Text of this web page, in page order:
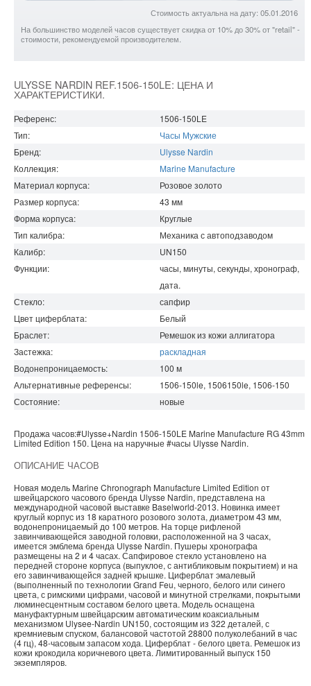
Стоимость актуальна на дату: 05.01.2016
На большинство моделей часов существует скидка от 10% до 30% от "retail" -
стоимости, рекомендуемой производителем.
ULYSSE NARDIN REF.1506-150LE: ЦЕНА И
ХАРАКТЕРИСТИКИ.
Референс:
1506-150LE
Тип:
Часы Мужские
Бренд:
Ulysse Nardin
Коллекция:
Marine Manufacture
Материал корпуса:
Розовое золото
Размер корпуса:
43 мм
Форма корпуса:
Круглые
Тип калибра:
Механика с автоподзаводом
Калибр:
UN150
Функции:
часы, минуты, секунды, хронограф,
дата.
Стекло:
сапфир
Цвет циферблата:
Белый
Браслет:
Ремешок из кожи аллигатора
Застежка:
раскладная
Водонепроницаемость: 100 м
Альтернативные референсы:
1506-150le, 1506150le, 1506-150
Состояние:
новые
Продажа часов:#Ulysse+Nardin 1506-150LE Marine Manufacture RG 43mm
Limited Edition 150. Цена на наручные #часы Ulysse Nardin.
ОПИСАНИЕ ЧАСОВ
Новая модель Marine Chronograph Manufacture Limited Edition от
швейцарского часового бренда Ulysse Nardin, представлена на
международной часовой выставке Baselworld-2013. Новинка имеет
круглый корпус из 18 каратного розового золота, диаметром 43 мм,
водонепроницаемый до 100 метров. На торце рифленой
завинчивающейся заводной головки, расположенной на 3 часах,
имеется эмблема бренда Ulysse Nardin. Пушеры хронографа
размещены на 2 и 4 часах. Сапфировое стекло установлено на
передней стороне корпуса (выпуклое, с антибликовым покрытием) и на
его завинчивающейся задней крышке. Циферблат эмалевый
(выполненный по технологии Grand Feu, черного, белого или синего
цвета, с римскими цифрами, часовой и минутной стрелками, покрытыми
люминесцентным составом белого цвета. Модель оснащена
мануфактурным швейцарским автоматическим коаксиальным
механизмом Ulysee-Nardin UN150, состоящим из 322 деталей, с
кремниевым спуском, балансовой частотой 28800 полуколебаний в час
(4 гц), 48-часовым запасом хода. Циферблат - белого цвета. Ремешок из
кожи крокодила коричневого цвета. Лимитированный выпуск 150
экземпляров.